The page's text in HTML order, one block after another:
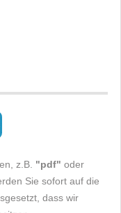
z.B. "pdf" oder
Sie sofort auf die
dass wir